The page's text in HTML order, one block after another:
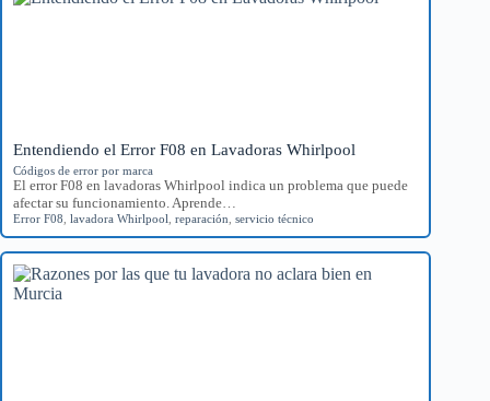
Entendiendo el Error F08 en Lavadoras Whirlpool
Códigos de error por marca
El error F08 en lavadoras Whirlpool indica un problema que puede
afectar su funcionamiento. Aprende…
Error F08 lavadora Whirlpool reparación servicio técnico